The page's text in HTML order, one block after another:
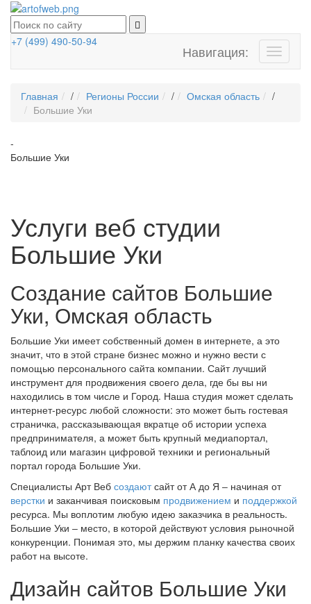
Toggle
Навигация:
+7 (499) 490-50-94
Главная / Регионы России / Омская область
/
Большие Уки
-
Большие Уки
Услуги веб студии
Большие Уки
Создание сайтов Большие
Уки, Омская область
Большие Уки имеет собственный домен в интернете, а это
значит, что в этой стране бизнес можно и нужно вести с
помощью персонального сайта компании. Сайт лучший
инструмент для продвижения своего дела, где бы вы ни
находились в том числе и Город. Наша студия может сделать
интернет-ресурс любой сложности: это может быть гостевая
страничка, рассказывающая вкратце об истории успеха
предпринимателя, а может быть крупный медиапортал,
таблоид или магазин цифровой техники и региональный
портал города Большие Уки.
Специалисты Арт Веб создаютсайт от А до Я ‒ начиная от
верстки и заканчивая поисковым продвижением и поддержкой
ресурса. Мы воплотим любую идею заказчика в реальность.
Большие Уки ‒ место, в которой действуют условия рыночной
конкуренции. Понимая это, мы держим планку качества своих
работ на высоте.
Дизайн сайтов Большие Уки